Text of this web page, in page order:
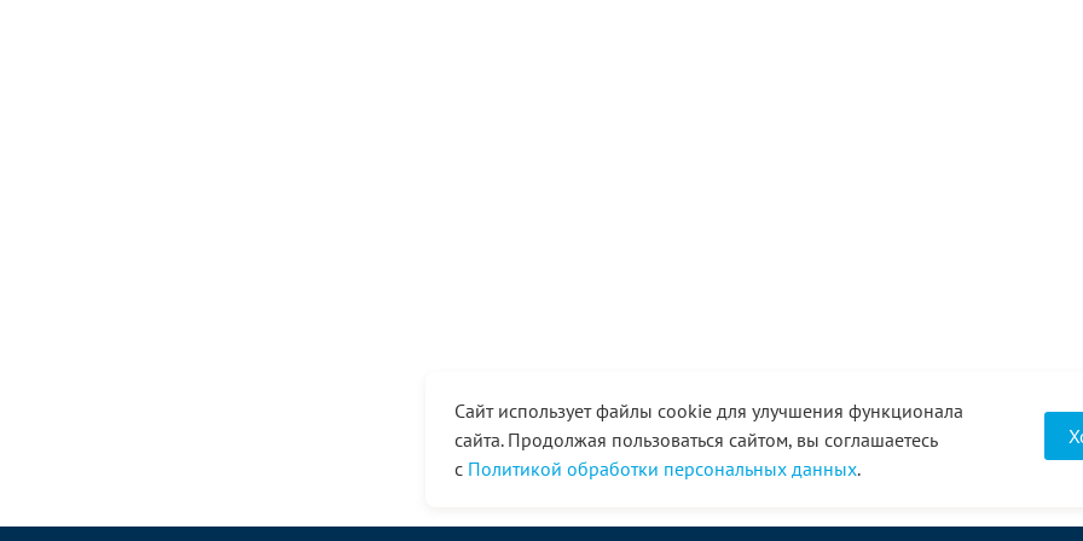
Сайт использует файлы cookie для улучшения функционала
сайта. Продолжая пользоваться сайтом, вы соглашаетесь
с Политикой обработки персональных данных.